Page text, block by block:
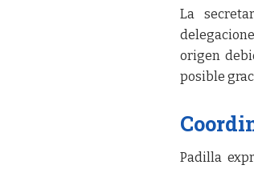
La
origen
posible
Padilla